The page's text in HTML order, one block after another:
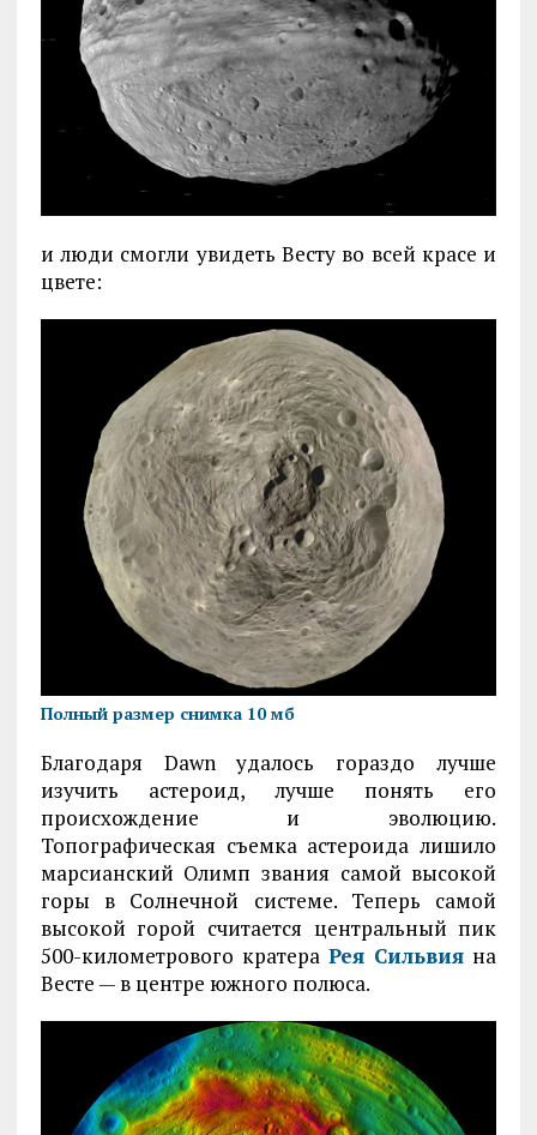
и люди смогли увидеть Весту во всей красе и
цвете:
Полный размер снимка 10 мб
Благодаря Dawn удалось гораздо лучше
изучить астероид, лучше понять его
происхождение и эволюцию.
Топографическая съемка астероида лишило
марсианский Олимп звания самой высокой
горы в Солнечной системе. Теперь самой
высокой горой считается центральный пик
500-километрового кратера Рея Сильвия на
Весте — в центре южного полюса.